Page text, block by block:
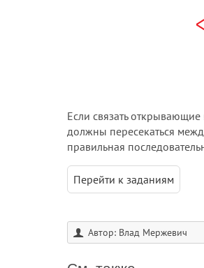
Если связать
должны пересекаться
правильная
Перейти к заданиям
Автор: Влад Мержевич